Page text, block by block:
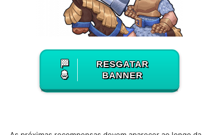
🏁
🤴
RESGATAR
BANNER